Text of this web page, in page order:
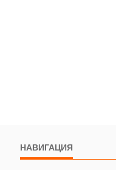
НАВИГАЦИЯ